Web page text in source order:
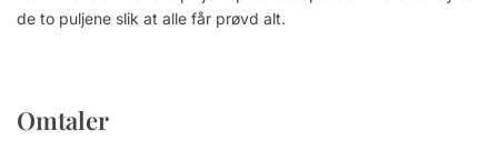
de to puljene slik at alle får prøvd alt.
Omtaler